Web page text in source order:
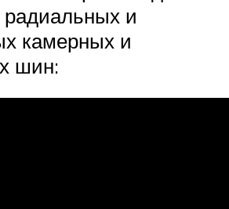
радиальных и
камерных и
шин: